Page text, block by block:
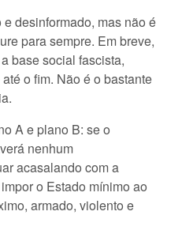
desinformado, mas não é
para sempre. Em breve,
base social fascista,
o fim. Não é o bastante
A e plano B: se o
nenhum
acasalando com a
o Estado mínimo ao
armado, violento e